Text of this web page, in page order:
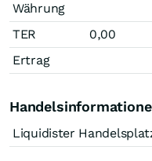
Währung
TER
0,00
Ertrag
Liquidister